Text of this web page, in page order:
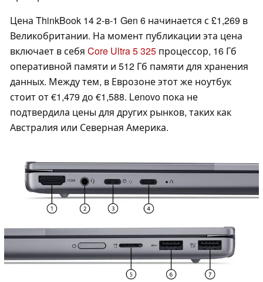
Цена ThinkBook 14 2-в-1 Gen 6 начинается с £1,269 в
Великобритании. На момент публикации эта цена
включает в себя Core Ultra 5 325 процессор, 16 Гб
оперативной памяти и 512 Гб памяти для хранения
данных. Между тем, в Еврозоне этот же ноутбук
стоит от €1,479 до €1,588. Lenovo пока не
подтвердила цены для других рынков, таких как
Австралия или Северная Америка.